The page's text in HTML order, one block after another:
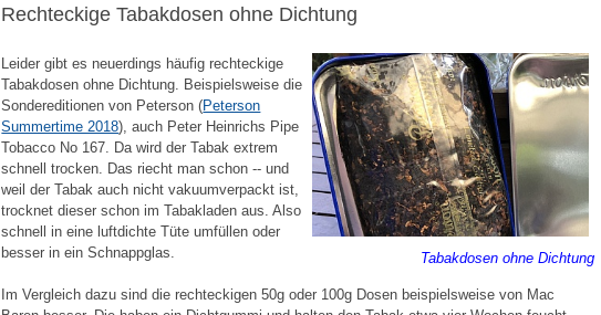
Rechteckige Tabakdosen ohne Dichtung
Tabakdosen ohne Dichtung
Leider gibt es neuerdings häufig rechteckige
Tabakdosen ohne Dichtung. Beispielsweise die
Sondereditionen von Peterson (Peterson
Summertime 2018), auch Peter Heinrichs Pipe
Tobacco No 167. Da wird der Tabak extrem
schnell trocken. Das riecht man schon -- und
weil der Tabak auch nicht vakuumverpackt ist,
trocknet dieser schon im Tabakladen aus. Also
schnell in eine luftdichte Tüte umfüllen oder
besser in ein Schnappglas.
Im Vergleich dazu sind die rechteckigen 50g oder 100g Dosen beispielsweise von Mac